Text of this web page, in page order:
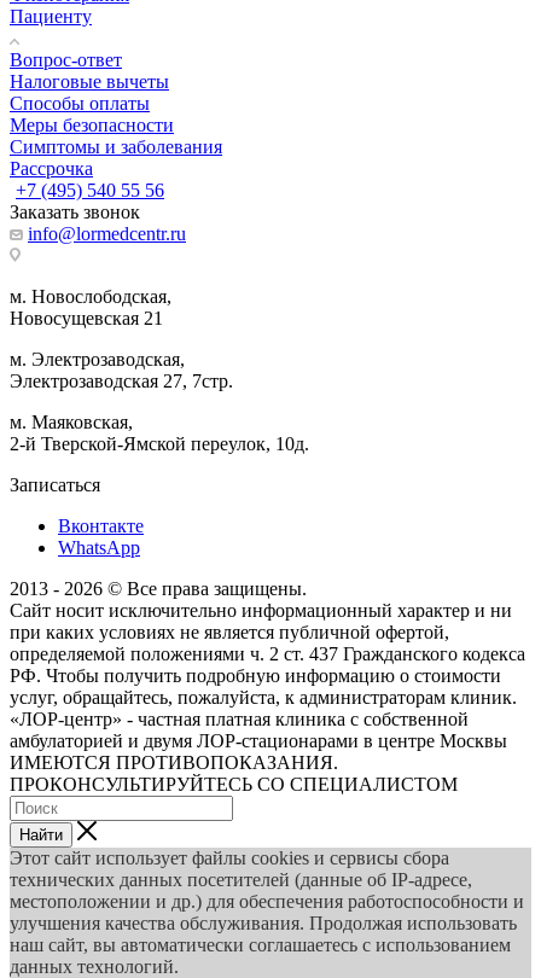
Пациенту
Вопрос-ответ
Налоговые вычеты
Способы оплаты
Меры безопасности
Симптомы и заболевания
Рассрочка
+7 (495) 540 55 56
Заказать звонок
info@lormedcentr.ru
м. Новослободская,
Новосущевская 21
м. Электрозаводская,
Электрозаводская 27, 7стр.
м. Маяковская,
2-й Тверской-Ямской переулок, 10д.
Записаться
Вконтакте
WhatsApp
2013 - 2026 © Все права защищены.
Сайт носит исключительно информационный характер и ни
при каких условиях не является публичной офертой,
определяемой положениями ч. 2 ст. 437 Гражданского кодекса
РФ. Чтобы получить подробную информацию о стоимости
услуг, обращайтесь, пожалуйста, к администраторам клиник.
«ЛОР-центр» - частная платная клиника с собственной
амбулаторией и двумя ЛОР-стационарами в центре Москвы
ИМЕЮТСЯ ПРОТИВОПОКАЗАНИЯ.
ПРОКОНСУЛЬТИРУЙТЕСЬ СО СПЕЦИАЛИСТОМ
Найти
Этот сайт использует файлы cookies и сервисы сбора
технических данных посетителей (данные об IP-адресе,
местоположении и др.) для обеспечения работоспособности и
улучшения качества обслуживания. Продолжая использовать
наш сайт, вы автоматически соглашаетесь с использованием
данных технологий.